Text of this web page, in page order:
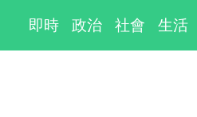
即時 政治 社會 生活